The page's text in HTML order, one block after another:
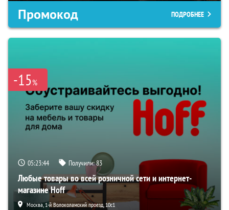
Промокод ПОДРОБНЕЕ
-15%
05:23:43 Получили:83
Любые товары во всей розничной сети и интернет-
магазине Hoff
Москва, 1-й Волоколамский проезд, 10с1